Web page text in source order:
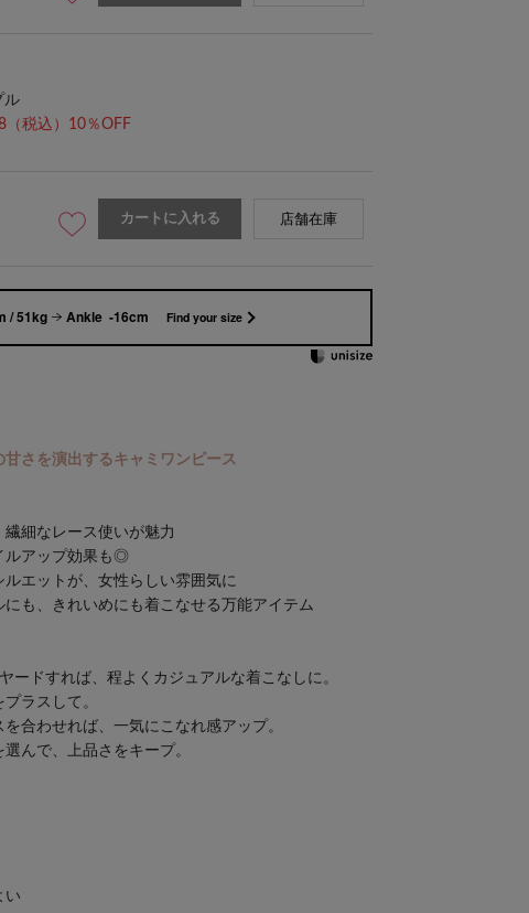
ル
（税込）10％OFF
カートに入れる 店舗在庫
/ 51kg Ankle -16cm Find your size
さを演出するキャミワンピース
繊細なレース使いが魅力
ルアップ効果も◎
ルエットが、女性らしい雰囲気に
にも、きれいめにも着こなせる万能アイテム
ードすれば、程よくカジュアルな着こなしに。
ラスして。
合わせれば、一気にこなれ感アップ。
んで、上品さをキープ。
い